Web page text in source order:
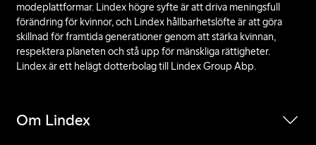
modeplattformar. Lindex högre syfte är att driva meningsfull
förändring för kvinnor, och Lindex hållbarhetslöfte är att göra
skillnad för framtida generationer genom att stärka kvinnan,
respektera planeten och stå upp för mänskliga rättigheter.
Lindex är ett helägt dotterbolag till Lindex Group Abp.
Om Lindex